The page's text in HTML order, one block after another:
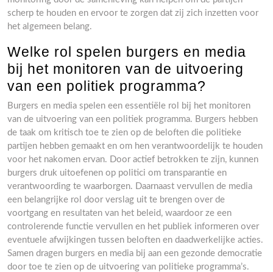
scherp te houden en ervoor te zorgen dat zij zich inzetten voor
het algemeen belang.
Welke rol spelen burgers en media
bij het monitoren van de uitvoering
van een politiek programma?
Burgers en media spelen een essentiële rol bij het monitoren
van de uitvoering van een politiek programma. Burgers hebben
de taak om kritisch toe te zien op de beloften die politieke
partijen hebben gemaakt en om hen verantwoordelijk te houden
voor het nakomen ervan. Door actief betrokken te zijn, kunnen
burgers druk uitoefenen op politici om transparantie en
verantwoording te waarborgen. Daarnaast vervullen de media
een belangrijke rol door verslag uit te brengen over de
voortgang en resultaten van het beleid, waardoor ze een
controlerende functie vervullen en het publiek informeren over
eventuele afwijkingen tussen beloften en daadwerkelijke acties.
Samen dragen burgers en media bij aan een gezonde democratie
door toe te zien op de uitvoering van politieke programma’s.